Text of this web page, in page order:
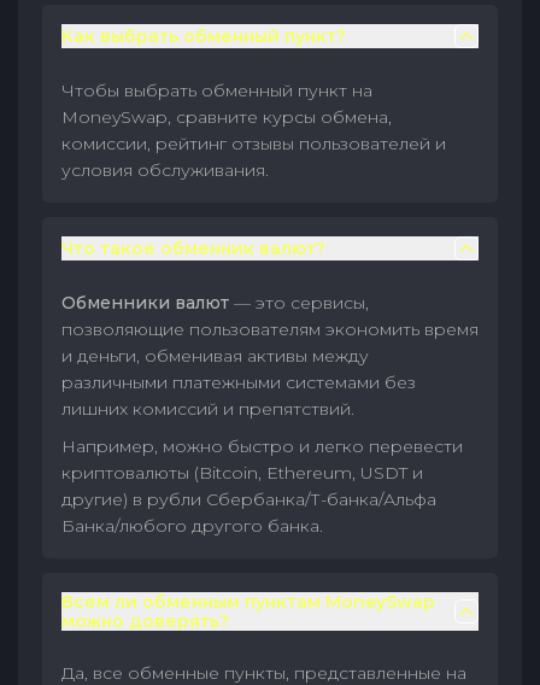
Как выбрать обменный пункт?
Чтобы выбрать обменный пункт на
MoneySwap, сравните курсы обмена,
комиссии, рейтинг отзывы пользователей и
условия обслуживания.
Что такое обменник валют?
Обменники валют — это сервисы,
позволяющие пользователям экономить время
и деньги, обменивая активы между
различными платежными системами без
лишних комиссий и препятствий.
Например, можно быстро и легко перевести
криптовалюты (Bitcoin, Ethereum, USDT и
другие) в рубли Сбербанка/Т-банка/Альфа
Банка/любого другого банка.
Всем ли обменным пунктам MoneySwap
можно доверять?
Да, все обменные пункты, представленные на